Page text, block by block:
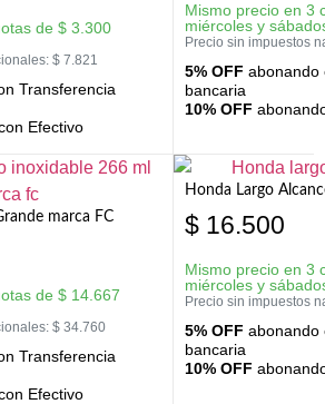
de $ 3.300
$ 7.821
Transferencia
Efectivo
Mismo precio en 3
miércoles y
Precio sin impuestos
5% OFF abonando
bancaria
10% OFF
marca FC
de $ 14.667
$ 34.760
Transferencia
Efectivo
Honda Largo
$ 16.500
Mismo precio en 3
miércoles y
Precio sin impuestos
5% OFF abonando
bancaria
10% OFF